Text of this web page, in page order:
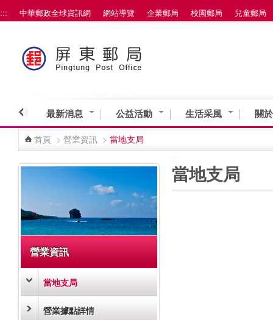
跳到主要內容區塊
::: 中華郵政全球資訊網 網站導覽 企業郵局 校園郵局 兒童郵局
最新消息 公益活動 生活采風 關
首頁 > 營業資訊 > 當地支局
營業資訊
當地支局
營業據點詳情
當地支局